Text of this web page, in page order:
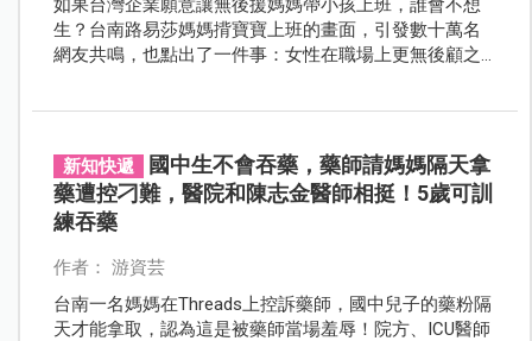
如果台灣企業願意讓無後援媽媽帶小孩上班，誰會不想
生？台南路易莎媽媽揹寶寶上班的畫面，引發數十萬名
網友共鳴，也點出了一件事：女性在職場上更無後顧之
新知快遞
國中生不會吞藥，藥師請媽媽隔天拿
藥遭控刁難，醫院和陳志金醫師相挺！5歲可訓
練吞藥
作者： 游資芸
台南一名媽媽在Threads上控訴藥師，國中兒子的藥粉隔
天才能拿取，認為這是被藥師當場羞辱！院方、ICU醫師